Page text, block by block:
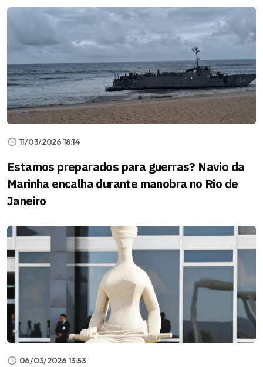
11/03/2026 18:14
Estamos preparados para guerras? Navio da
Marinha encalha durante manobra no Rio de
Janeiro
06/03/2026 13:53